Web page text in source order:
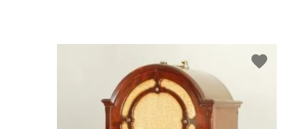
favorite